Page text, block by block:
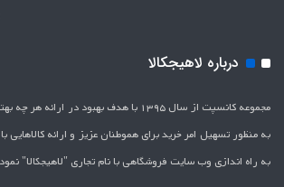
درباره لاهیجکالا
مجموعه کانسپت از سال 1395 با هدف بهبود در
به منظور تسهیل امر خرید برای هموطنان عزیز و ارائه کالاهایی
به راه اندازی وب سایت فروشگاهی با نام تجاری "لاهیج­کالا"